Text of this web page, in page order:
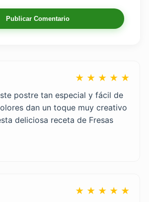
Publicar Comentario
★ ★ ★ ★ ★
postre tan especial y fácil de
dan un toque muy creativo
deliciosa receta de Fresas
★ ★ ★ ★ ★